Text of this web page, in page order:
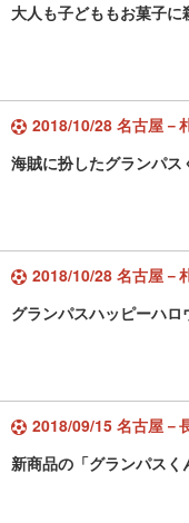
大人も子どももお菓子に
2018/10/28 名古屋－
海賊に扮したグランパス
2018/10/28 名古屋－
グランパスハッピーハロ
2018/09/15 名古屋－
新商品の「グランパスく